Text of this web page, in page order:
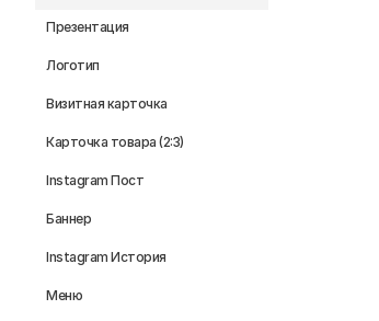
Презентация
Логотип
Визитная карточка
Карточка товара (2:3)
Instagram Пост
Баннер
Instagram История
Меню